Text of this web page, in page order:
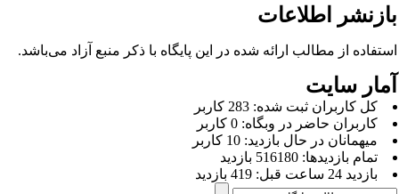
اطلاعات
از مطالب ارائه شده در این پایگاه با ذکر منبع آزاد می‌باشد.
سایت
كل کاربران ثبت شده: 283 کاربر
کاربران حاضر در وبگاه: 0 کاربر
ميهمانان در حال بازديد: 10 کاربر
تمام بازديد‌ها: 516180 بازدید
بازديد 24 ساعت قبل: 419 بازدید